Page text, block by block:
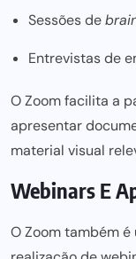
Sessões de
Entrevistas de
O Zoom facilita a
apresentar
material visual
Webinars E
OZoomtambém é